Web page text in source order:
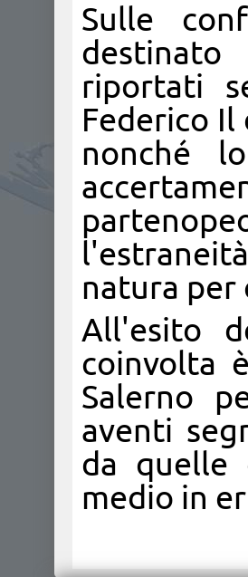
Sulle
riportati
Federico
nonché
natura per
All'esito
coinvolta
Salerno
aventi
da quelle
medio in